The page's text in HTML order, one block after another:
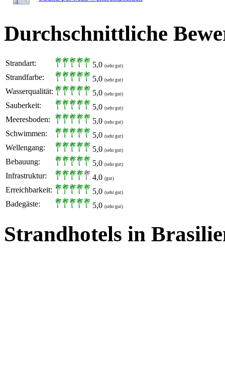
Durchschnittliche
Strandart: 5,0 (sehr gut)
Strandfarbe: 5,0 (sehr gut)
Wasserqualität: 5,0 (sehr gut)
Sauberkeit: 5,0 (sehr gut)
Meeresboden: 5,0 (sehr gut)
Schwimmen: 5,0 (sehr gut)
Wellengang: 5,0 (sehr gut)
Bebauung: 5,0 (sehr gut)
Infrastruktur: 4,0 (gut)
Erreichbarkeit: 5,0 (sehr gut)
Badegäste: 5,0 (sehr gut)
Strandhotels in